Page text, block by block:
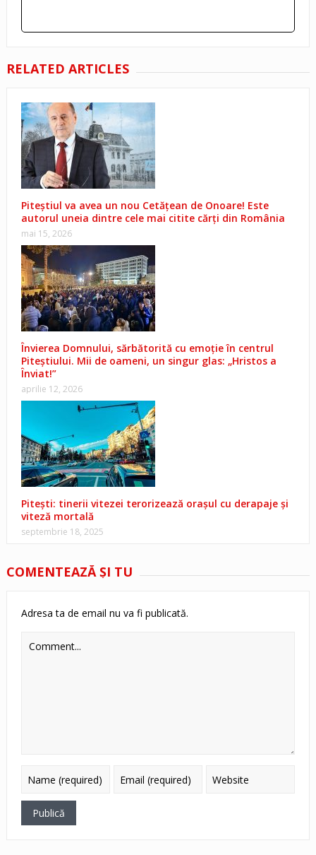
RELATED ARTICLES
Piteștiul va avea un nou Cetățean de Onoare! Este
autorul uneia dintre cele mai citite cărți din România
mai 15, 2026
Învierea Domnului, sărbătorită cu emoție în centrul
Piteștiului. Mii de oameni, un singur glas: „Hristos a
Înviat!”
aprilie 12, 2026
Pitești: tinerii vitezei terorizează orașul cu derapaje și
viteză mortală
septembrie 18, 2025
COMENTEAZĂ ŞI TU
Adresa ta de email nu va fi publicată.